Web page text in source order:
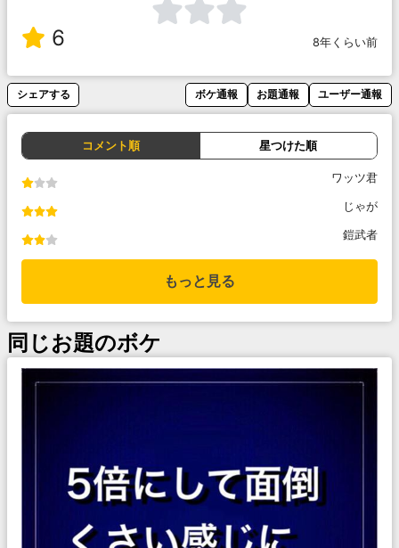
6 8年くらい前
シェアする ボケ通報 お題通報 ユーザー通報
コメント順 星つけた順
ワッツ君
じゃが
鎧武者
もっと見る
同じお題のボケ